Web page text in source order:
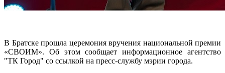
В Братске прошла церемония вручения национальной премии
«СВОИМ». Об этом сообщает информационное агентство
"ТК Город" со ссылкой на пресс-службу мэрии города.